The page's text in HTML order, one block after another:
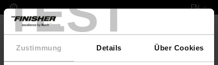
TEST
Zustimmung Details Über Cookies
EN